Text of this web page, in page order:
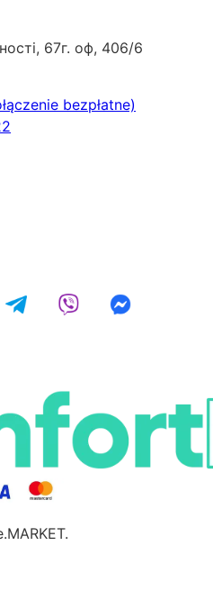
67г. оф, 406/6
bezpłatne)